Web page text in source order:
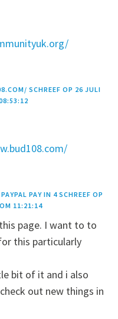
SCHREEF OP 26 JULI
PAY IN 4SCHREEF OP
11:21:14
page. I want to to
this particularly
bit of it and i also
out new things in